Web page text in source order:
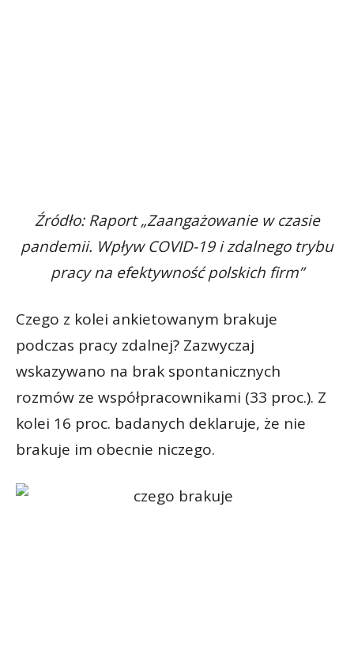
Źródło: Raport „Zaangażowanie w czasie
pandemii. Wpływ COVID-19 i zdalnego trybu
pracy na efektywność polskich firm”
Czego z kolei ankietowanym brakuje
podczas pracy zdalnej? Zazwyczaj
wskazywano na brak spontanicznych
rozmów ze współpracownikami (33 proc.). Z
kolei 16 proc. badanych deklaruje, że nie
brakuje im obecnie niczego.